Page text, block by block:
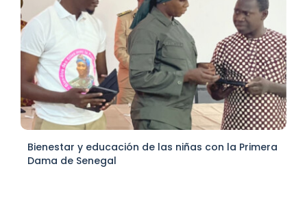
Bienestar y educación de las niñas con la Primera
Dama de Senegal